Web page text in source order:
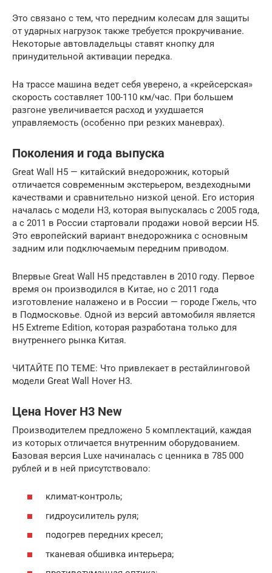
Это связано с тем, что передним колесам для защиты
от ударных нагрузок также требуется прокручивание.
Некоторые автовладельцы ставят кнопку для
принудительной активации передка.
На трассе машина ведет себя уверено, а «крейсерская»
скорость составляет 100-110 км/час. При большем
разгоне увеличивается расход и ухудшается
управляемость (особенно при резких маневрах).
Поколения и года выпуска
Great Wall H5 — китайский внедорожник, который
отличается современным экстерьером, вездеходными
качествами и сравнительно низкой ценой. Его история
началась с модели H3, которая выпускалась с 2005 года,
а с 2011 в России стартовали продажи новой версии H5.
Это европейский вариант внедорожника с основным
задним или подключаемым передним приводом.
Впервые Great Wall H5 представлен в 2010 году. Первое
время он производился в Китае, но с 2011 года
изготовление налажено и в России — городе Гжель, что
в Подмосковье. Одной из версий автомобиля является
H5 Extreme Edition, которая разработана только для
внутреннего рынка Китая.
ЧИТАЙТЕ ПО ТЕМЕ: Что привлекает в рестайлинговой
модели Great Wall Hover H3.
Цена Hover H3 New
Производителем предложено 5 комплектаций, каждая
из которых отличается внутренним оборудованием.
Базовая версия Luxe начиналась с ценника в 785 000
рублей и в ней присутствовало:
климат-контроль;
гидроусилитель руля;
подогрев передних кресел;
тканевая обшивка интерьера;